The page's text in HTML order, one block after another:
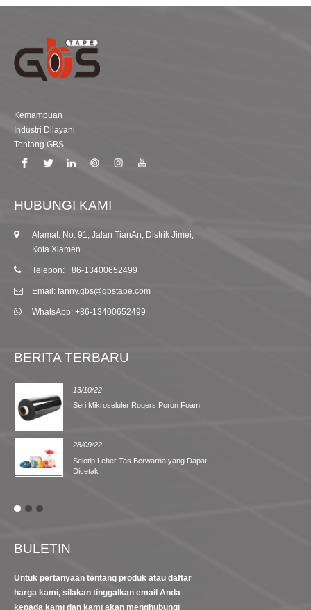
Kemampuan
Industri Dilayani
Tentang GBS
HUBUNGI KAMI
Alamat: No. 91, Jalan TianAn, Distrik Jimei,
Kota Xiamen
Telepon: +86-13400652499
Email: fanny.gbs@gbstape.com
WhatsApp: +86-13400652499
BERITA TERBARU
13/10/22
Seri Mikroseluler Rogers Poron Foam
28/09/22
Selotip Leher Tas Berwarna yang Dapat
Dicetak
BULETIN
Untuk pertanyaan tentang produk atau daftar
harga kami, silakan tinggalkan email Anda
kepada kami dan kami akan menghubungi